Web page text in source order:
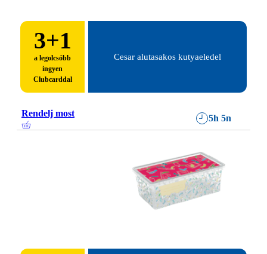
3+1
a legolcsóbb
ingyen
Clubcarddal
Cesar alutasakos kutyaeledel
Rendelj most 5h 5n